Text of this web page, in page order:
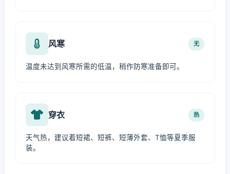
风寒 无
温度未达到风寒所需的低温，稍作防寒准备即可。
穿衣 热
天气热，建议着短裙、短裤、短薄外套、T恤等夏季服
装。